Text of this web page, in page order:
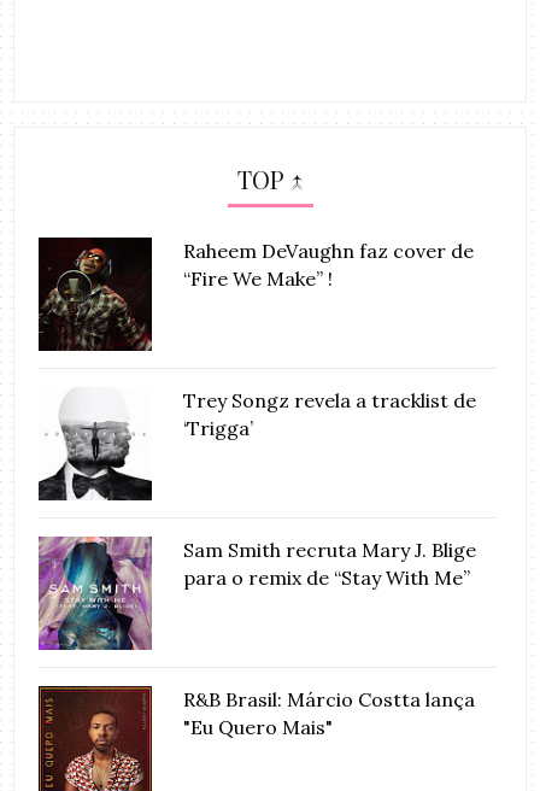
TOP ↑
Raheem DeVaughn faz cover de
“Fire We Make” !
Trey Songz revela a tracklist de
‘Trigga’
Sam Smith recruta Mary J. Blige
para o remix de “Stay With Me”
R&B Brasil: Márcio Costta lança
"Eu Quero Mais"